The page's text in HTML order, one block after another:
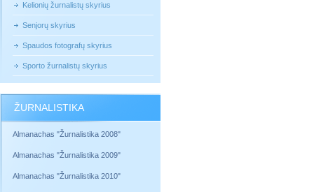
Kelionių žurnalistų skyrius
Senjorų skyrius
Spaudos fotografų skyrius
Sporto žurnalistų skyrius
ŽURNALISTIKA
Almanachas "Žurnalistika 2008"
Almanachas "Žurnalistika 2009"
Almanachas "Žurnalistika 2010"